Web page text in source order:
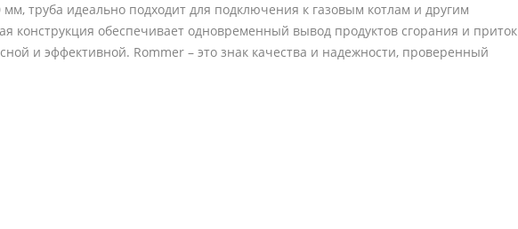
труба идеально подходит для подключения к газовым котлам и другим
конструкция обеспечивает одновременный вывод продуктов сгорания и приток
и эффективной. Rommer – это знак качества и надежности, проверенный